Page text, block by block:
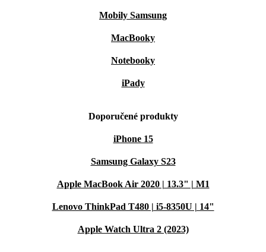
Mobily Samsung
MacBooky
Notebooky
iPady
Doporučené produkty
iPhone 15
Samsung Galaxy S23
Apple MacBook Air 2020 | 13.3" | M1
Lenovo ThinkPad T480 | i5-8350U | 14"
Apple Watch Ultra 2 (2023)